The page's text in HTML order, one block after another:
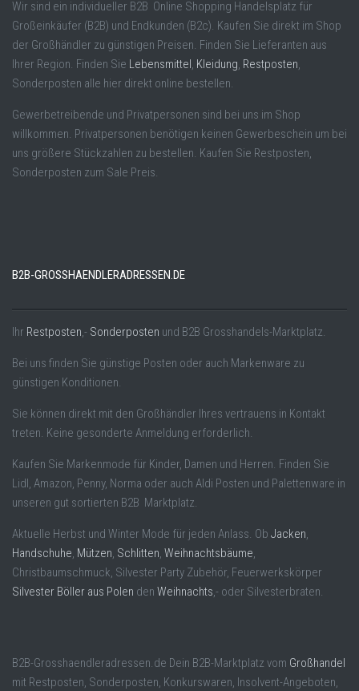
Wir sind ein individueller B2B Online Shopping Handelsplatz für
Großeinkäufer (B2B) und Endkunden (B2c). Kaufen Sie direkt im Shop
der Großhändler zu günstigen Preisen. Finden Sie Lieferanten aus
Ihrer Region. Finden Sie Lebensmittel , Kleidung, Restposten,
Sonderposten alle hier direkt online bestellen.
Gewerbetreibende und Privatpersonen sind bei uns im Shop
willkommen. Privatpersonen benötigen keinen Gewerbeschein um bei
uns größere Stückzahlen zu bestellen. Kaufen Sie Restposten,
Sonderposten zum Sale Preis.
B2B-GROSSHAENDLERADRESSEN.DE
Ihr Restposten,- Sonderposten und B2B Grosshandels-Marktplatz.
Bei uns finden Sie günstige Posten oder auch Markenware zu
günstigen Konditionen.
Sie können direkt mit den Großhändler Ihres vertrauens in Kontakt
treten. Keine gesonderte Anmeldung erforderlich.
Kaufen Sie Markenmode für Kinder, Damen und Herren. Finden Sie
Lidl, Amazon, Penny, Norma oder auch Aldi Posten und Palettenware in
unseren gut sortierten B2B Marktplatz.
Aktuelle Herbst und Winter Mode für jeden Anlass. Ob Jacken,
Handschuhe, Mützen, Schlitten, Weihnachtsbäume,
Christbaumschmuck, Silvester Party Zubehör, Feuerwerkskörper
Silvester Böller aus Polen den Weihnachts,- oder Silvesterbraten.
B2B-Grosshaendleradressen.de Dein B2B-Marktplatz vom Großhandel
mit Restposten, Sonderposten, Konkurswaren, Insolvent-Angeboten,